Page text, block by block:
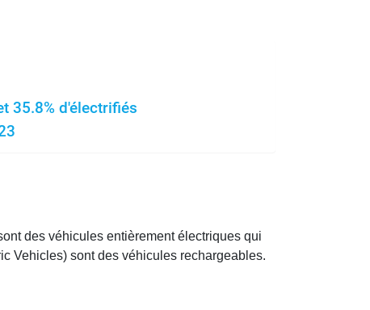
35.8% d'électrifiés
des véhicules entièrement électriques qui
Vehicles) sont des véhicules rechargeables.